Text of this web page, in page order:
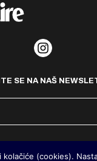
SE NA NAŠ
kolačiće (cookies).